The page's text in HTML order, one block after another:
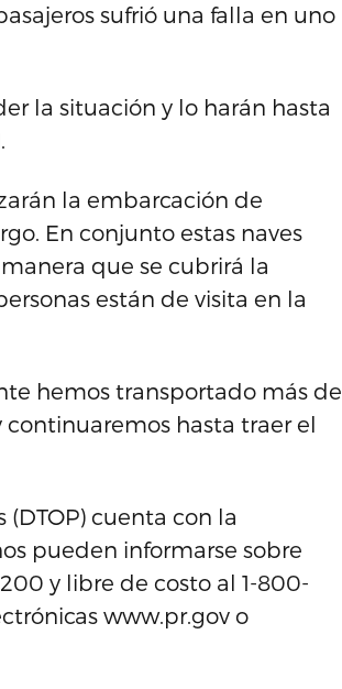
sufrió una falla en uno
la situación y lo harán hasta
la embarcación de
En conjunto estas naves
que se cubrirá la
están de visita en la
hemos transportado más de
hasta traer el
cuenta con la
pueden informarse sobre
y libre de costo al 1-800-
www.pr.gov o